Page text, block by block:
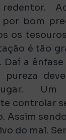
por bom
os
é tão
Daí a
pureza
Um
controlar
Assim
do mal.